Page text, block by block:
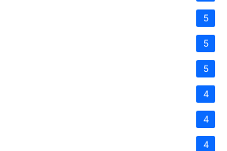
5
5
5
4
4
4